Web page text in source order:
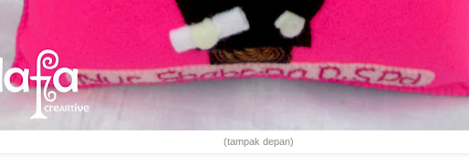
(tampak depan)